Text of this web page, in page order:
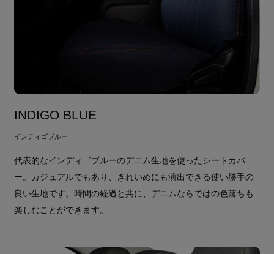
INDIGO BLUE
インディゴブルー
代表的なインディゴブルーのデニム生地を使ったシートカバ
ー。カジュアルでもあり、きれいめにも演出できる使い勝手の
良い生地です。時間の経過と共に、デニムならではの色落ちも
楽しむことができます。